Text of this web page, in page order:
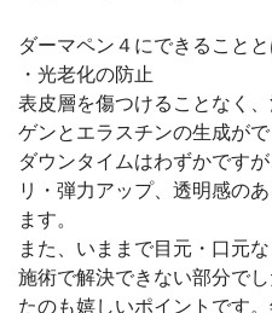
ダーマペン４にできることと
・光老化の防止
表皮層を傷つけることなく
ゲンとエラスチンの生成がで
ダウンタイムはわずかです
リ・弾力アップ、透明感の
ます。
また、いままで目元・口元
施術で解決できない部分で
たのも嬉しいポイントです